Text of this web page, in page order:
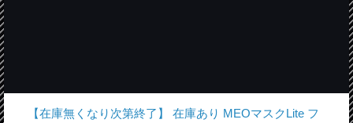
【在庫無くなり次第終了】 在庫あり MEOマスクLite フ